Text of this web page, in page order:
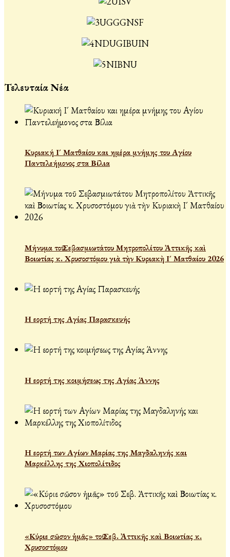
Τελευταία Νέα
Κυριακή Ι´ Ματθαίου και ημέρα μνήμης του Αγίου
Παντελεήμονος στα Βίλια
Μήνυμα τοῦ Σεβασμιωτάτου Μητροπολίτου Ἀττικῆς καὶ
Βοιωτίας κ. Χρυσοστόμου γιὰ τὴν Κυριακὴ Ι´ Ματθαίου 2026
Η εορτή της Αγίας Παρασκευής
Η εορτή της κοιμήσεως της Αγίας Άννης
Η εορτή των Αγίων Μαρίας της Μαγδαληνής και
Μαρκέλλης της Χιοπολίτιδος
«Κύριε σῶσον ἡμᾶς» τοῦ Σεβ. Ἀττικῆς καὶ Βοιωτίας κ.
Χρυσοστόμου